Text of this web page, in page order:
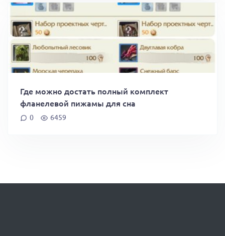
Где можно достать полный комплект
фланелевой пижамы для сна
0 6459